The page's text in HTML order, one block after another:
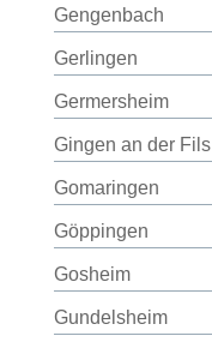
Gengenbach
Gerlingen
Germersheim
Gingen an der Fils
Gomaringen
Göppingen
Gosheim
Gundelsheim